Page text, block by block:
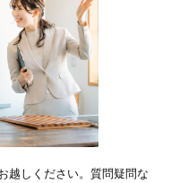
越しください。質問疑問な